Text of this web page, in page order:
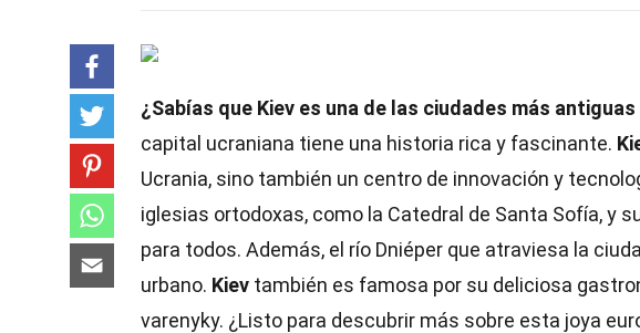
¿Sabías que Kiev es una de las ciudades más antiguas
capital ucraniana tiene una historia rica y fascinante.
Ucrania, sino también un centro de innovación y
iglesias ortodoxas, como la Catedral de Santa Sofía, y
para todos. Además, el río Dniéper que atraviesa la
urbano. Kiev también es famosa por su deliciosa
varenyky. ¿Listo para descubrir más sobre esta joya